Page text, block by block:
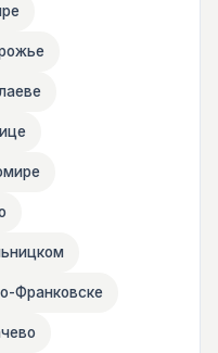
Франковске